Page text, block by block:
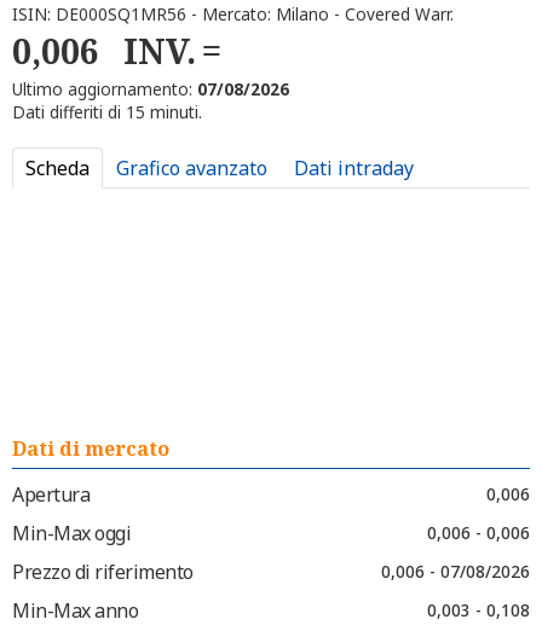
ISIN: DE000SQ1MR56 - Mercato: Milano - Covered Warr.
0,006 INV.
Ultimo aggiornamento: 07/08/2026
Dati differiti di 15 minuti.
Scheda Grafico avanzato Dati intraday
Dati di mercato
Apertura
0,006
Min-Max oggi 0,006 - 0,006
Prezzo di riferimento 0,006 - 07/08/2026
Min-Max anno 0,003 - 0,108